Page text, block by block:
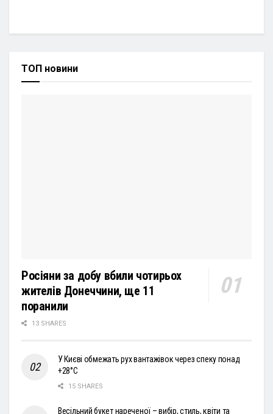
ТОП новини
Росіяни за добу вбили чотирьох
жителів Донеччини, ще 11
поранили
13 SHARES
У Києві обмежать рух вантажівок через спеку понад
+28°С
15 SHARES
Весільний букет нареченої – вибір, стиль, квіти та